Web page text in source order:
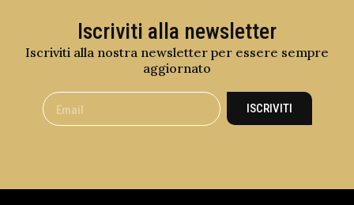
Iscriviti alla newsletter
Iscriviti alla nostra newsletter per essere sempre
aggiornato
ISCRIVITI